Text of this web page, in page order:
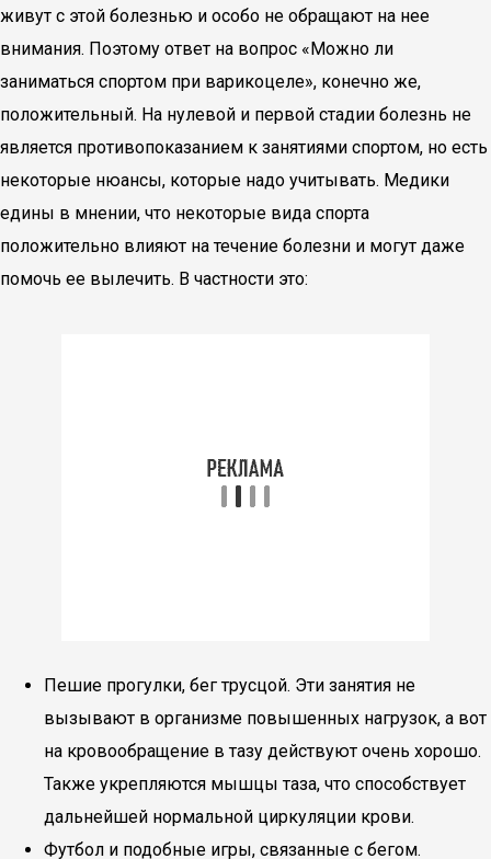
живут с этой болезнью и особо не обращают на нее
внимания. Поэтому ответ на вопрос «Можно ли
заниматься спортом при варикоцеле», конечно же,
положительный. На нулевой и первой стадии болезнь не
является противопоказанием к занятиями спортом, но есть
некоторые нюансы, которые надо учитывать. Медики
едины в мнении, что некоторые вида спорта
положительно влияют на течение болезни и могут даже
помочь ее вылечить. В частности это:
Пешие прогулки, бег трусцой. Эти занятия не
вызывают в организме повышенных нагрузок, а вот
на кровообращение в тазу действуют очень хорошо.
Также укрепляются мышцы таза, что способствует
дальнейшей нормальной циркуляции крови.
Футбол и подобные игры, связанные с бегом.